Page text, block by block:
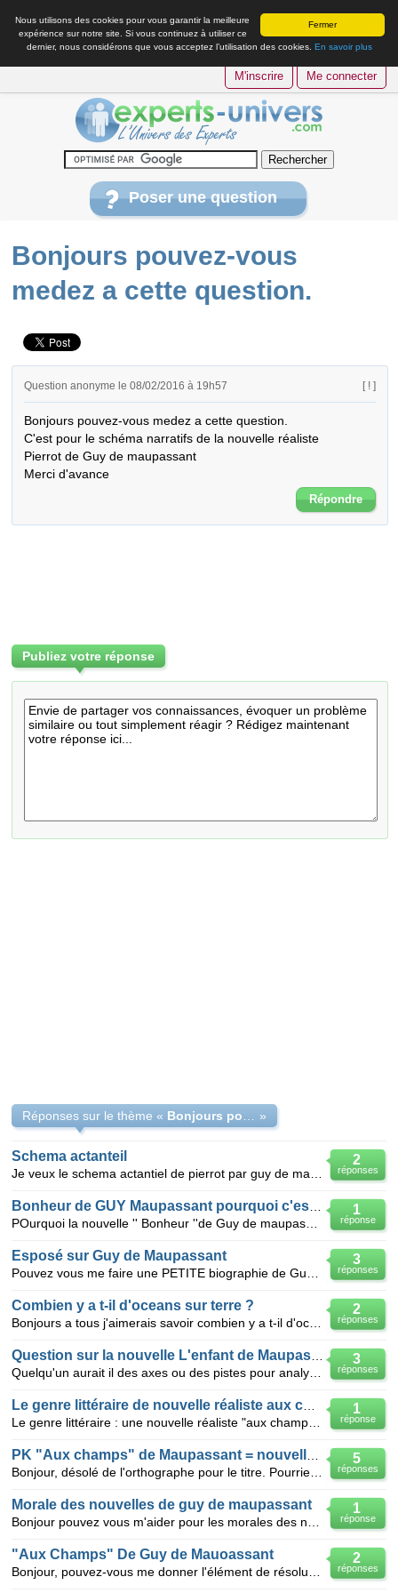
Fermer
Nous utilisons des cookies pour vous garantir la meilleure
expérience sur notre site. Si vous continuez à utiliser ce
dernier, nous considérons que vous acceptez l’utilisation des cookies. En savoir plus
M'inscrire Me connecter
Poser une question
Bonjours pouvez-vous
medez a cette question.
Question anonyme le 08/02/2016 à 19h57 [ ! ]
Bonjours pouvez-vous medez a cette question.
C'est pour le schéma narratifs de la nouvelle réaliste
Pierrot de Guy de maupassant
Merci d'avance
Répondre
Publiez votre réponse
Réponses sur le thème « »
2
réponses
Schema actanteil
1
réponse
3
réponses
Esposé sur Guy de Maupassant
2
réponses
Combien y a t-il d'oceans sur terre ?
3
réponses
1
réponse
5
réponses
1
réponse
Morale des nouvelles de guy de maupassant
2
réponses
"Aux Champs" De Guy de Mauoassant